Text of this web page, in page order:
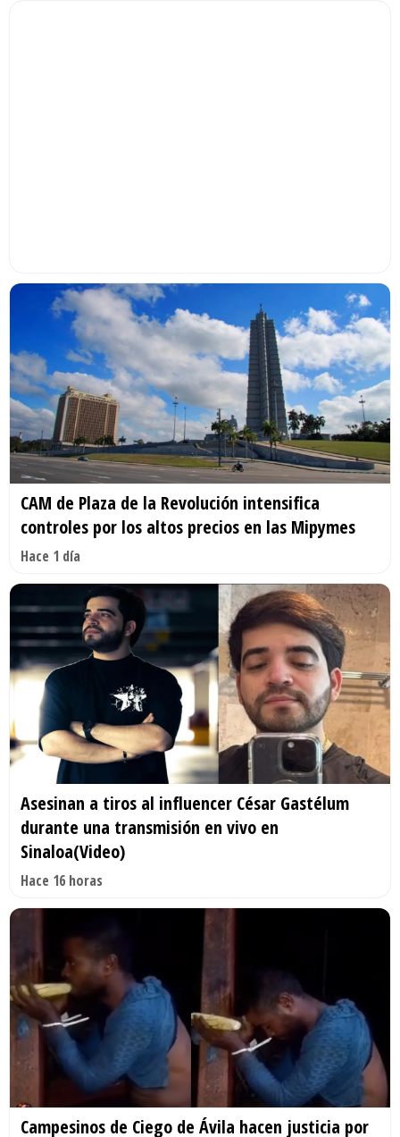
CAM de Plaza de la Revolución intensifica
controles por los altos precios en las Mipymes
Hace 1 día
Asesinan a tiros al influencer César Gastélum
durante una transmisión en vivo en
Sinaloa(Video)
Hace 16 horas
Campesinos de Ciego de Ávila hacen justicia por